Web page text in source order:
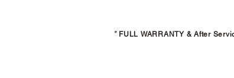
* FULL WARRANTY & After